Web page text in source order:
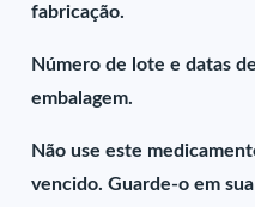
fabricação.
Número de lote e datas
embalagem.
Não use este
vencido. Guarde-o em